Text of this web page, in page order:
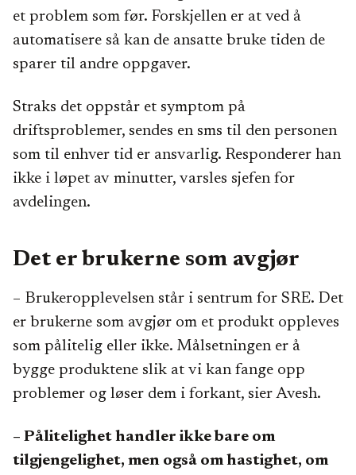
et problem som før. Forskjellen er at ved å
automatisere så kan de ansatte bruke tiden de
sparer til andre oppgaver.
Straks det oppstår et symptom på
driftsproblemer, sendes en sms til den personen
som til enhver tid er ansvarlig. Responderer han
ikke i løpet av minutter, varsles sjefen for
avdelingen.
Det er brukerne som avgjør
– Brukeropplevelsen står i sentrum for SRE. Det
er brukerne som avgjør om et produkt oppleves
som pålitelig eller ikke. Målsetningen er å
bygge produktene slik at vi kan fange opp
problemer og løser dem i forkant, sier Avesh.
– Pålitelighet handler ikke bare om
tilgjengelighet, men også om hastighet, om